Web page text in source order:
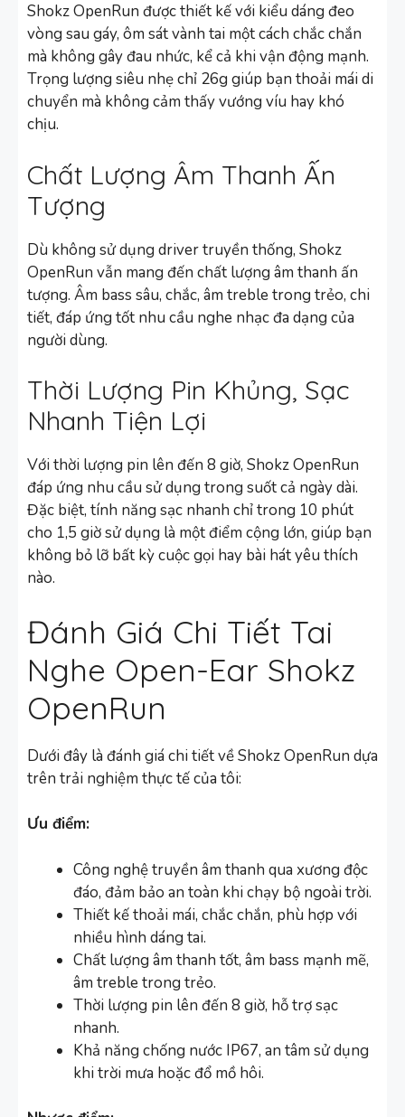
Shokz OpenRun được thiết kế với kiểu dáng đeo
vòng sau gáy, ôm sát vành tai một cách chắc chắn
mà không gây đau nhức, kể cả khi vận động mạnh.
Trọng lượng siêu nhẹ chỉ 26g giúp bạn thoải mái di
chuyển mà không cảm thấy vướng víu hay khó
chịu.
Chất Lượng Âm Thanh Ấn
Tượng
Dù không sử dụng driver truyền thống, Shokz
OpenRun vẫn mang đến chất lượng âm thanh ấn
tượng. Âm bass sâu, chắc, âm treble trong trẻo, chi
tiết, đáp ứng tốt nhu cầu nghe nhạc đa dạng của
người dùng.
Thời Lượng Pin Khủng, Sạc
Nhanh Tiện Lợi
Với thời lượng pin lên đến 8 giờ, Shokz OpenRun
đáp ứng nhu cầu sử dụng trong suốt cả ngày dài.
Đặc biệt, tính năng sạc nhanh chỉ trong 10 phút
cho 1,5 giờ sử dụng là một điểm cộng lớn, giúp bạn
không bỏ lỡ bất kỳ cuộc gọi hay bài hát yêu thích
nào.
Đánh Giá Chi Tiết Tai
Nghe Open-Ear Shokz
OpenRun
Dưới đây là đánh giá chi tiết về Shokz OpenRun dựa
trên trải nghiệm thực tế của tôi:
Ưu điểm:
Công nghệ truyền âm thanh qua xương độc
đáo, đảm bảo an toàn khi chạy bộ ngoài trời.
Thiết kế thoải mái, chắc chắn, phù hợp với
nhiều hình dáng tai.
Chất lượng âm thanh tốt, âm bass mạnh mẽ,
âm treble trong trẻo.
Thời lượng pin lên đến 8 giờ, hỗ trợ sạc
nhanh.
Khả năng chống nước IP67, an tâm sử dụng
khi trời mưa hoặc đổ mồ hôi.